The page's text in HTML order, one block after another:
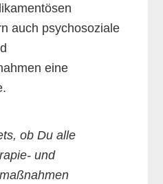
auch psychosoziale
eine
ob Du alle
und